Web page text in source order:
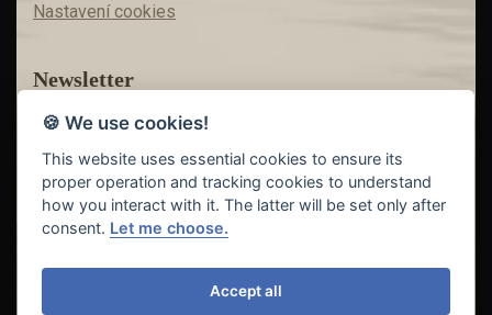
Nastavení cookies
Newsletter
Máte zájem o akční nabídky?
Teď už vám nic neunikne!
🍪 We use cookies!
This website uses essential cookies to ensure its
proper operation and tracking cookies to understand
how you interact with it. The latter will be set only after
consent. Let me choose.
Accept all